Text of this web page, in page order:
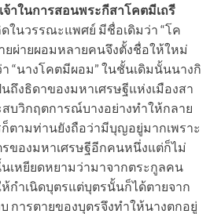
าในการสอนพระกีสาโคตมีเถรี
ในวรรณะแพศย์ มีชื่อเดิมว่า “โค
ยผ่ายผอมหลายคนจึงตั้งชื่อให้ใหม่
“นางโคตมีผอม” ในชั้นเดิมนั้นนางกิ
ถึงธิดาของมหาเศรษฐีแห่งเมืองสา
บวิกฤตการณ์บางอย่างทำให้กลาย
ตามท่านยังถือว่ามีบุญอยู่มากเพราะ
ของมหาเศรษฐีอีกคนหนึ่งแต่ก็ไม่
เหยียดหยามว่ามาจากตระกูลคน
กำเนิดบุตรแต่บุตรนั้นก็ได้ตายจาก
บ การตายของบุตรจึงทำให้นางตกอยู่